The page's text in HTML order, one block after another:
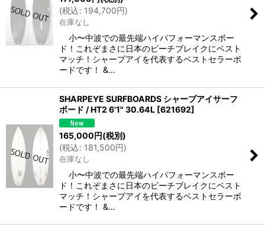
(税込: 194,700円)
在庫なし
小〜中波での最先端ハイパフォーマンスボー
ド！これぞまさに日本のビーチブレイクにベスト
マッチ！シャープアイを代表するベストセラーボ
ードです！ &…
SHARPEYE SURFBOARDS シャープアイサーフ
ボード / HT2 6'1" 30.64L [621692]
165,000円(税別)
(税込: 181,500円)
在庫なし
小〜中波での最先端ハイパフォーマンスボー
ド！これぞまさに日本のビーチブレイクにベスト
マッチ！シャープアイを代表するベストセラーボ
ードです！ &…